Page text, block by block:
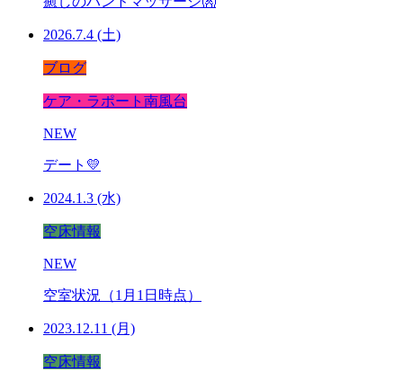
2026.7.4 (土)
ブログ
ケア・ラポート南風台
NEW
デート💛
2024.1.3 (水)
空床情報
NEW
空室状況（1月1日時点）
2023.12.11 (月)
空床情報